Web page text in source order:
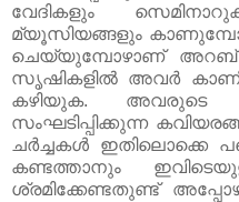
വേദികളും
മ്യൂസിയങ്ങളും
ചെയ്യുമ്പോഴാണ് അറബ്
സൃഷികളിൽ അവർ
കഴിയുക. അവരുടെ
സംഘടിപ്പിക്കുന്ന
ചർച്ചകൾ ഇതിലൊക്കെ
കണ്ടത്താനും
ശ്രമിക്കേണ്ടതുണ്ട്